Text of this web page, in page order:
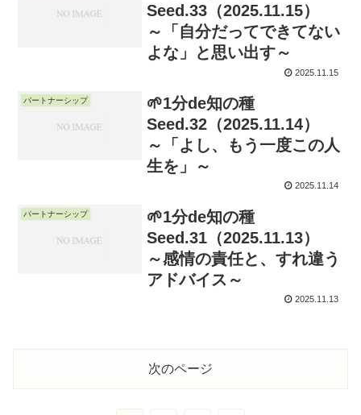
Seed.33（2025.11.15）
～「自分だってできてない
よな」と思い出す～
2025.11.15
パートナーシップ
🌱1分de知の種
Seed.32（2025.11.14）
～「よし、もう一度この人
生を」～
2025.11.14
パートナーシップ
🌱1分de知の種
Seed.31（2025.11.13）
～感情の責任と、すれ違う
アドバイス～
2025.11.13
次のページ